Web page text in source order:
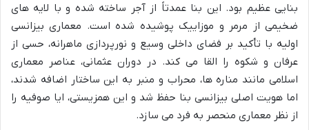
بنایی عظیم بود. این بنا عمدتاً از آجر ساخته شده و با لایه های
ضخیمی از مرمر و موزاییک پوشیده شده است. معماری بیزانسی
اولیه با تأکید بر فضای داخلی وسیع و نورپردازی ماهرانه، حسی از
عرفان و شکوه را القا می کند. در دوران عثمانی، عناصر معماری
اسلامی مانند مناره ها، محراب و منبر به این ساختار اضافه شدند،
اما هویت اصلی بیزانسی بنا حفظ شد و این همزیستی، ایا صوفیه را
از نظر معماری منحصر به فرد می سازد.